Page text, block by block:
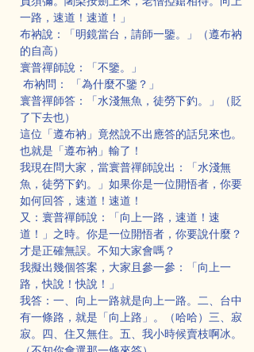
一路，速道！速道！」
布衲說：「明鏡當台，請師一鑒。」（遵布衲
的自高）
寰普禪師說：「不鑒。」
布衲問： 「為什麼不鑒？」
寰普禪師答：「水淺無魚，徒勞下釣。」（貶
了下去也）
這位「遵布衲」竟然說不出應答的話兒來也。
也就是「遵布衲」輸了！
我現在問大家，當寰普禪師說出：「水淺無
魚，徒勞下釣。」如果你是一位開悟者，你要
如何回答，速道！速道！
又：寰普禪師說：「向上一路，速道！速
道！」之時。你是一位開悟者，你要說什麼？
才是正確無誤。不知大家會嗎？
我擬出幾個答案，大家且參一參：「向上一
路，快說！快說！」
我答：一、向上一路就是向上一路。二、台中
有一條路，就是「向上路」。（哈哈）三、寂
寂。四、住又無住。五、我小時候賣枝啊冰。